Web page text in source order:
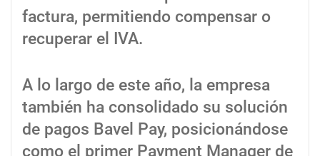
factura, permitiendo compensar o
recuperar el IVA.
A lo largo de este año, la empresa
también ha consolidado su solución
de pagos Bavel Pay, posicionándose
como el primer Payment Manager de